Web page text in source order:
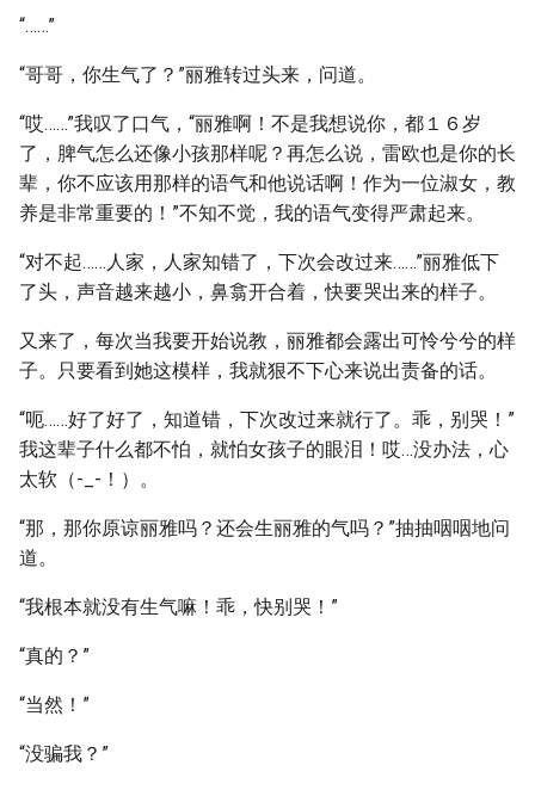
“……”
“哥哥，你生气了？”丽雅转过头来，问道。
“哎……”我叹了口气，“丽雅啊！不是我想说你，都１６岁
了，脾气怎么还像小孩那样呢？再怎么说，雷欧也是你的长
辈，你不应该用那样的语气和他说话啊！作为一位淑女，教
养是非常重要的！”不知不觉，我的语气变得严肃起来。
“对不起……人家，人家知错了，下次会改过来……”丽雅低下
了头，声音越来越小，鼻翕开合着，快要哭出来的样子。
又来了，每次当我要开始说教，丽雅都会露出可怜兮兮的样
子。只要看到她这模样，我就狠不下心来说出责备的话。
“呃……好了好了，知道错，下次改过来就行了。乖，别哭！”
我这辈子什么都不怕，就怕女孩子的眼泪！哎…没办法，心
太软（-_-！）。
“那，那你原谅丽雅吗？还会生丽雅的气吗？”抽抽咽咽地问
道。
“我根本就没有生气嘛！乖，快别哭！”
“真的？”
“当然！”
“没骗我？”